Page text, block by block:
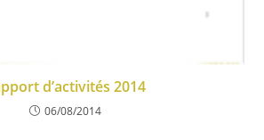
d’activités 2014
06/08/2014